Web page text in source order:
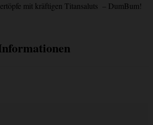
mit kräftigen Titansaluts – DumBum!